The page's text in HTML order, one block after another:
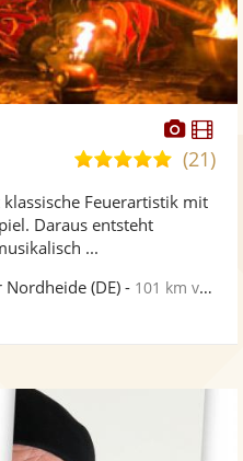
Fotos
5,0
5
(21)
Feuerartistik mit
Daraus entsteht
...
Nordheide (DE) - 101 km von Hannover